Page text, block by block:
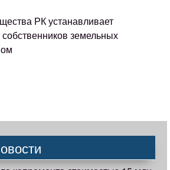
РК устанавливает
земельных